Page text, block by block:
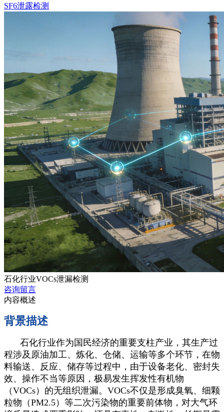
SF6泄露检测
石化行业VOCs泄漏检测
咨询留言
内容概述
背景描述
石化行业作为国民经济的重要支柱产业，其生产过
程涉及原油加工、炼化、仓储、运输等多个环节，在物
料输送、反应、储存等过程中，由于设备老化、密封失
效、操作不当等原因，极易发生挥发性有机物
（VOCs）的无组织泄漏。VOCs不仅是形成臭氧、细颗
粒物（PM2.5）等二次污染物的重要前体物，对大气环